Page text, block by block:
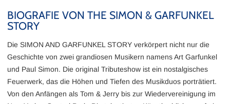
BIOGRAFIE VON THE SIMON & GARFUNKEL
STORY
Die SIMON AND GARFUNKEL STORY verkörpert nicht nur die
Geschichte von zwei grandiosen Musikern namens Art Garfunkel
und Paul Simon. Die original Tributeshow ist ein nostalgisches
Feuerwerk, das die Höhen und Tiefen des Musikduos porträtiert.
Von den Anfängen als Tom & Jerry bis zur Wiedervereinigung im